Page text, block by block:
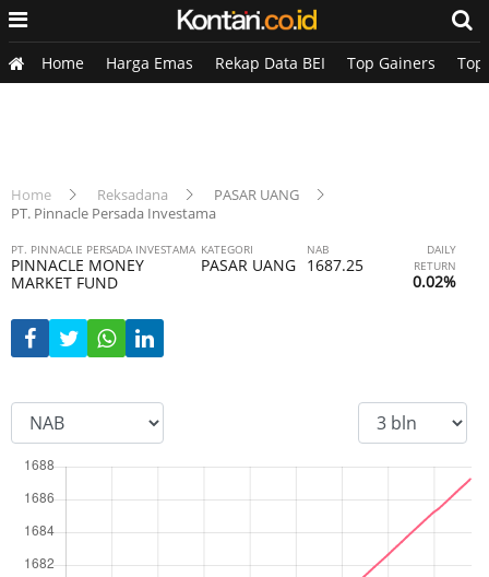
Home Harga Emas Rekap Data BEI Top Gainers Top
Home Reksadana
PASAR UANG
PT. Pinnacle Persada Investama
PT. PINNACLE PERSADA INVESTAMA
PINNACLE MONEY
MARKET FUND
KATEGORI
PASAR UANG
NAB
1687.25
DAILY
RETURN
0.02%